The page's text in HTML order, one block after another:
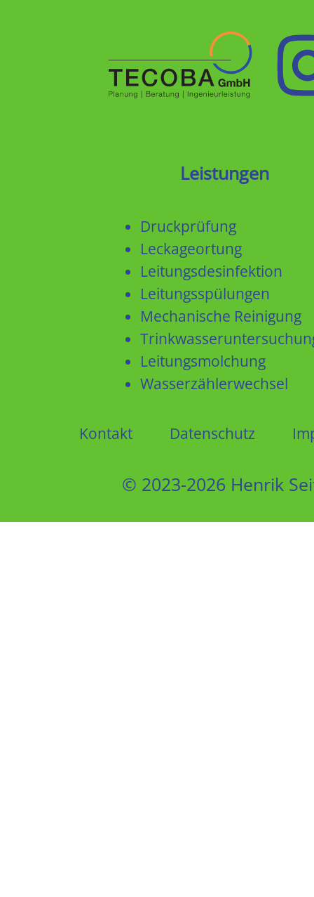
Leistungen
Druckprüfung
Leckageortung
Leitungsdesinfektion
Leitungsspülungen
Mechanische Reinigung
Leitungsmolchung
Wasserzählerwechsel
Kontakt Datenschutz
© 2023-2026 Henrik